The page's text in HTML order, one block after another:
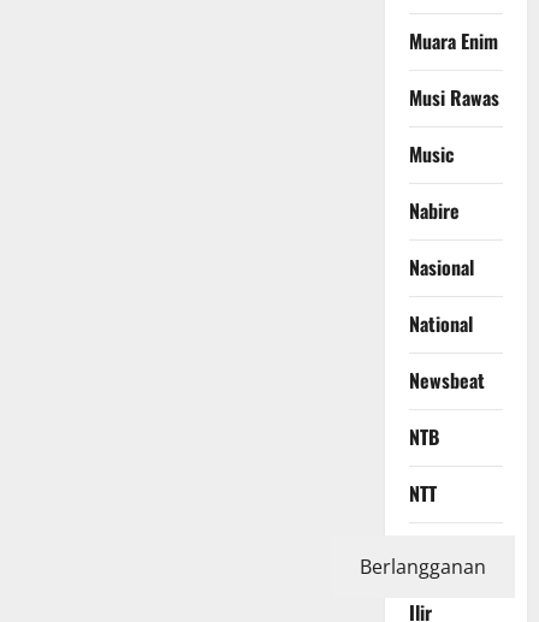
Muara Enim
Musi Rawas
Music
Nabire
Nasional
National
Newsbeat
NTB
NTT
Komering
Ilir
Berlangganan